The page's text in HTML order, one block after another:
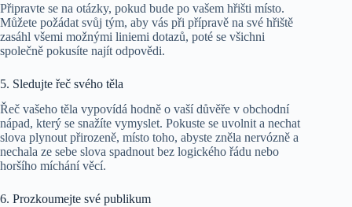
Připravte se na otázky, pokud bude po vašem hřišti místo.
Můžete požádat svůj tým, aby vás při přípravě na své hřiště
zasáhl všemi možnými liniemi dotazů, poté se všichni
společně pokusíte najít odpovědi.
5. Sledujte řeč svého těla
Řeč vašeho těla vypovídá hodně o vaší důvěře v obchodní
nápad, který se snažíte vymyslet. Pokuste se uvolnit a nechat
slova plynout přirozeně, místo toho, abyste zněla nervózně a
nechala ze sebe slova spadnout bez logického řádu nebo
horšího míchání věcí.
6. Prozkoumejte své publikum